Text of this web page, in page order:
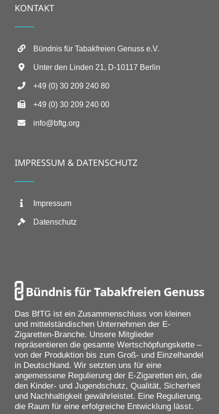
KONTAKT
Bündnis für Tabakfreien Genuss e.V.
Unter den Linden 21, D-10117 Berlin
+49 (0) 30 209 240 80
+49 (0) 30 209 240 00
info@bftg.org
IMPRESSUM & DATENSCHUTZ
Impressum
Datenschutz
Das BfTG ist ein Zusammenschluss von kleinen
und mittelständischen Unternehmen der E-
Zigaretten-Branche. Unsere Mitglieder
repräsentieren die gesamte Wertschöpfungskette –
von der Produktion bis zum Groß- und Einzelhandel
in Deutschland. Wir setzten uns für eine
angemessene Regulierung der E-Zigaretten ein, die
den Kinder- und Jugendschutz, Qualität, Sicherheit
und Nachhaltigkeit gewährleistet. Eine Regulierung,
die Raum für eine erfolgreiche Entwicklung lässt.